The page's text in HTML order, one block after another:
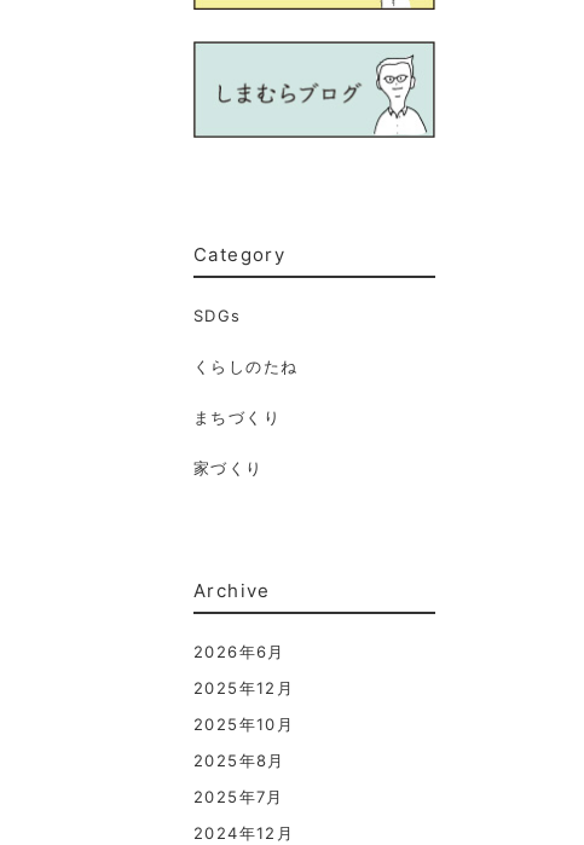
Category
SDGs
くらしのたね
まちづくり
家づくり
Archive
2026年6月
2025年12月
2025年10月
2025年8月
2025年7月
2024年12月